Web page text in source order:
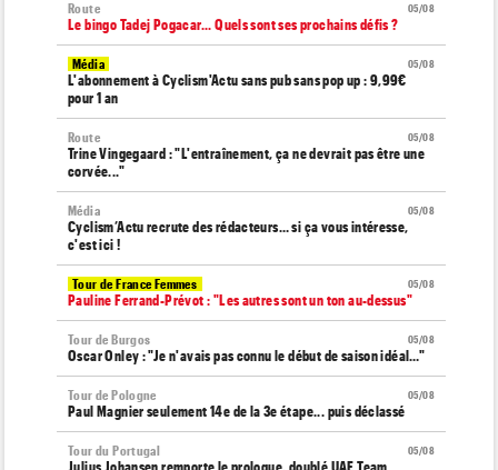
05/08
Route
Le bingo Tadej Pogacar... Quels sont ses prochains défis ?
05/08
Média
L'abonnement à Cyclism'Actu sans pub sans pop up : 9,99€
pour 1 an
05/08
Route
Trine Vingegaard : "L'entraînement, ça ne devrait pas être une
corvée..."
05/08
Média
Cyclism’Actu recrute des rédacteurs… si ça vous intéresse,
c'est ici !
05/08
Tour de France Femmes
Pauline Ferrand-Prévot : "Les autres sont un ton au-dessus"
05/08
Tour de Burgos
Oscar Onley : "Je n'avais pas connu le début de saison idéal…"
05/08
Tour de Pologne
Paul Magnier seulement 14e de la 3e étape... puis déclassé
05/08
Tour du Portugal